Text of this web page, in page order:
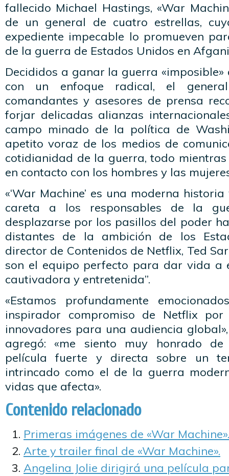
fallecido Michael Hastings, «War
de un general de cuatro estrellas,
expediente impecable lo promueven
de la guerra de Estados Unidos en
Decididos a ganar la guerra
con un enfoque radical, el
comandantes y asesores de prensa
forjar delicadas alianzas
campo minado de la política de
apetito voraz de los medios de
cotidianidad de la guerra, todo
en contacto con los hombres y las
«‘War Machine’ es una moderna
careta a los responsables de la
desplazarse por los pasillos del poder
distantes de la ambición de los
director de Contenidos de Netflix, Ted
son el equipo perfecto para dar vida a
cautivadora y entretenida”.
«Estamos profundamente
inspirador compromiso de Netflix por
innovadores para una audiencia
agregó: «me siento muy honrado
película fuerte y directa sobre un
intrincado como el de la guerra
vidas que afecta».
Contenido relacionado
Primeras imágenes de «War Machine».
Arte y trailer final de «War Machine».
Angelina Jolie dirigirá una película